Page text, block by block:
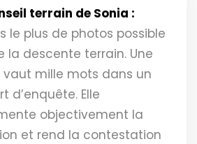
terrain de Sonia :
le plus de photos possible
la descente terrain. Une
vaut mille mots dans un
d’enquête. Elle
objectivement la
et rend la contestation